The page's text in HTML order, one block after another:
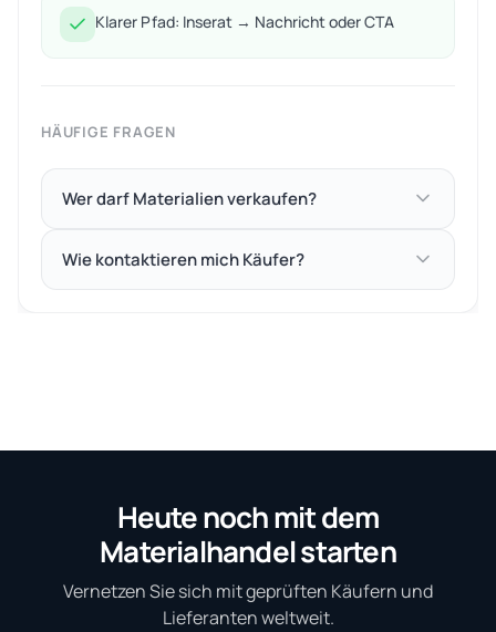
Klarer Pfad: Inserat → Nachricht oder CTA
HÄUFIGE FRAGEN
Wer darf Materialien verkaufen?
Wie kontaktieren mich Käufer?
Heute noch mit dem
Materialhandel starten
Vernetzen Sie sich mit geprüften Käufern und
Lieferanten weltweit.